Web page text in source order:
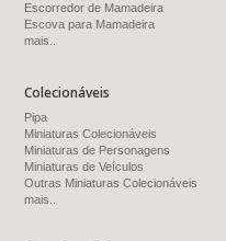
Escorredor de Mamadeira
Escova para Mamadeira
mais..
Colecionáveis
Pipa
Miniaturas Colecionáveis
Miniaturas de Personagens
Miniaturas de Veículos
Outras Miniaturas Colecionáveis
mais..